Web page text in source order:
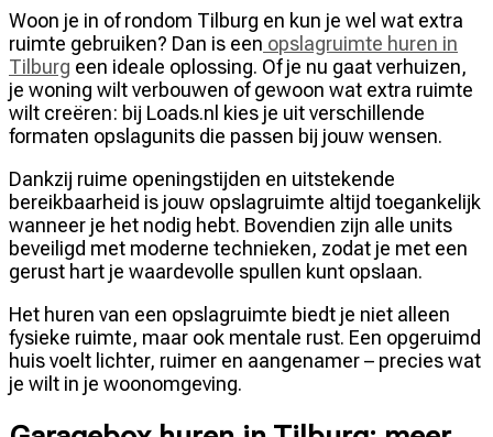
Woon je in of rondom Tilburg en kun je wel wat extra
ruimte gebruiken? Dan is een opslagruimte huren in
Tilburg een ideale oplossing. Of je nu gaat verhuizen,
je woning wilt verbouwen of gewoon wat extra ruimte
wilt creëren: bij Loads.nl kies je uit verschillende
formaten opslagunits die passen bij jouw wensen.
Dankzij ruime openingstijden en uitstekende
bereikbaarheid is jouw opslagruimte altijd toegankelijk
wanneer je het nodig hebt. Bovendien zijn alle units
beveiligd met moderne technieken, zodat je met een
gerust hart je waardevolle spullen kunt opslaan.
Het huren van een opslagruimte biedt je niet alleen
fysieke ruimte, maar ook mentale rust. Een opgeruimd
huis voelt lichter, ruimer en aangenamer – precies wat
je wilt in je woonomgeving.